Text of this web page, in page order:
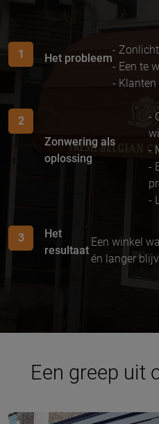
1 Het probleem
-
- Een te
- Klanten
2
Zonwering als
oplossing
-
-
-
-
3
Het
resultaat
Een winkel
én langer
Een greep uit